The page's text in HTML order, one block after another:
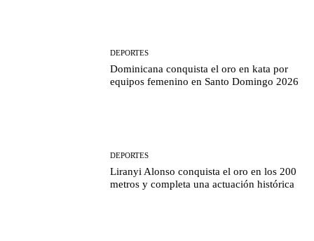
DEPORTES
Dominicana conquista el oro en kata por
equipos femenino en Santo Domingo 2026
DEPORTES
Liranyi Alonso conquista el oro en los 200
metros y completa una actuación histórica